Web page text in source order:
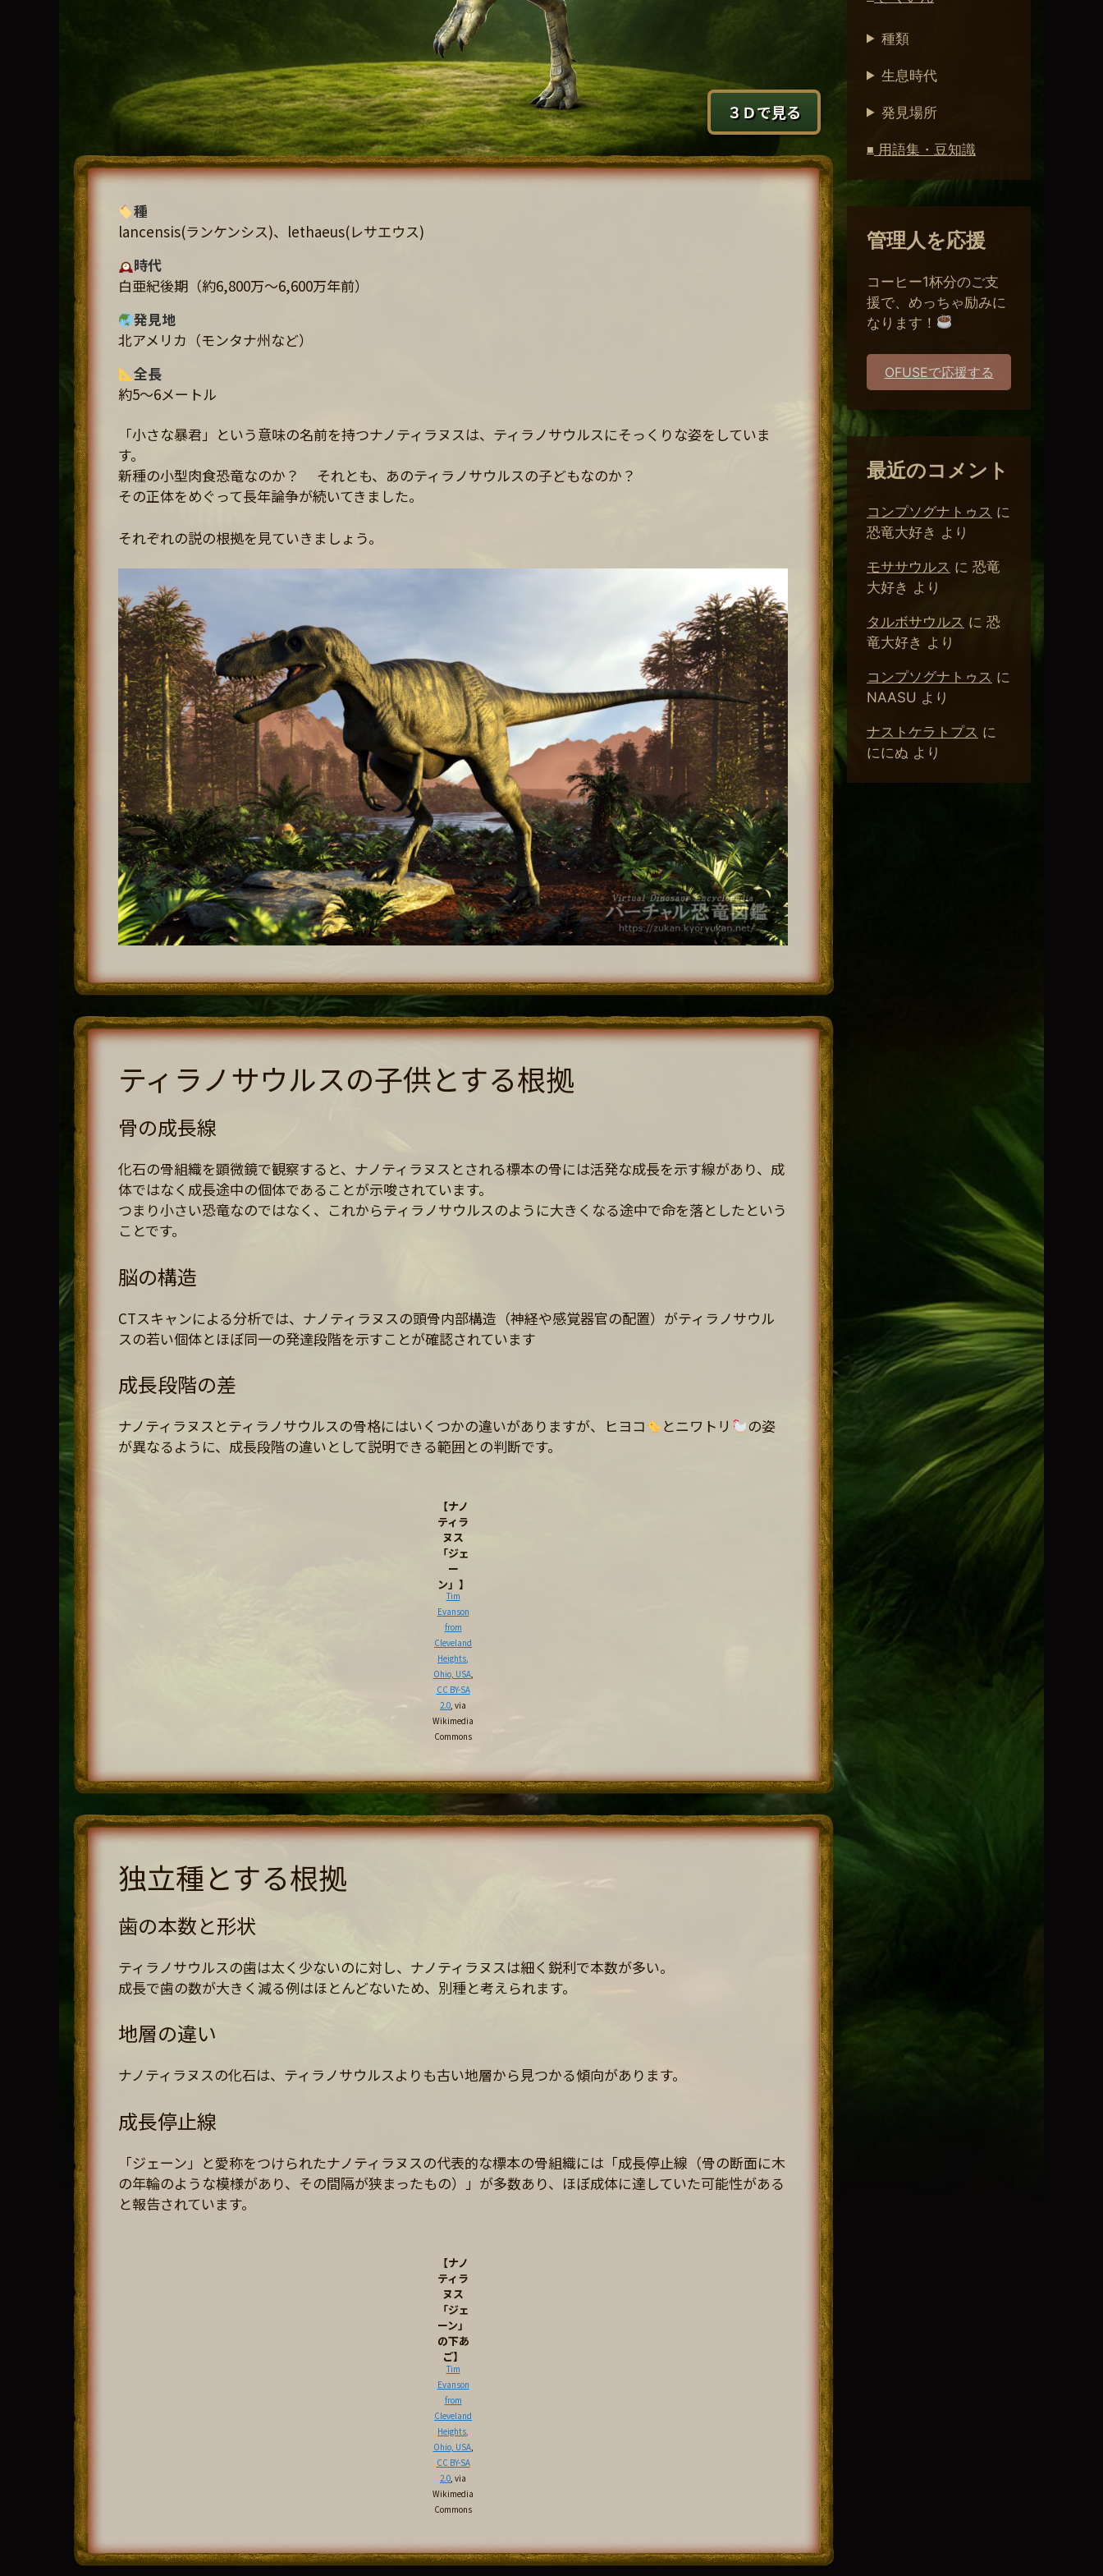
３Ｄで見る
種
lancensis(ランケンシス)、lethaeus(レサエウス)
時代
白亜紀後期（約6,800万〜6,600万年前）
発見地
北アメリカ（モンタナ州など）
全長
約5〜6メートル
「小さな暴君」という意味の名前を持つナノティラヌスは、ティラノサウルスにそっくりな姿をしていま
す。
新種の小型肉食恐竜なのか？ それとも、あのティラノサウルスの子どもなのか？
その正体をめぐって長年論争が続いてきました。
それぞれの説の根拠を見ていきましょう。
ティラノサウルスの子供とする根拠
骨の成長線
化石の骨組織を顕微鏡で観察すると、ナノティラヌスとされる標本の骨には活発な成長を示す線があり、成
体ではなく成長途中の個体であることが示唆されています。
つまり小さい恐竜なのではなく、これからティラノサウルスのように大きくなる途中で命を落としたという
ことです。
脳の構造
CTスキャンによる分析では、ナノティラヌスの頭骨内部構造（神経や感覚器官の配置）がティラノサウル
スの若い個体とほぼ同一の発達段階を示すことが確認されています
成長段階の差
ナノティラヌスとティラノサウルスの骨格にはいくつかの違いがありますが、ヒヨコ とニワトリ
の姿
が異なるように、成長段階の違いとして説明できる範囲との判断です。
【ナノ
ティラ
ヌス
「ジェ
ー
ン」】
Tim
Evanson
from
Cleveland
Heights,
Ohio, USA,
CC BY-SA
2.0, via
Wikimedia
Commons
独立種とする根拠
歯の本数と形状
ティラノサウルスの歯は太く少ないのに対し、ナノティラヌスは細く鋭利で本数が多い。
成長で歯の数が大きく減る例はほとんどないため、別種と考えられます。
地層の違い
ナノティラヌスの化石は、ティラノサウルスよりも古い地層から見つかる傾向があります。
成長停止線
「ジェーン」と愛称をつけられたナノティラヌスの代表的な標本の骨組織には「成長停止線（骨の断面に木
の年輪のような模様があり、その間隔が狭まったもの）」が多数あり、ほぼ成体に達していた可能性がある
と報告されています。
【ナノ
ティラ
ヌス
「ジェ
ーン」
の下あ
ご】
Tim
Evanson
from
Cleveland
Heights,
Ohio, USA,
CC BY-SA
2.0 , via
Wikimedia
Commons
種類
生息時代
発見場所
■ 用語集・豆知識
管理人を応援
コーヒー1杯分のご支
援で、めっちゃ励みに
なります！
OFUSEで応援する
最近のコメント
コンプソグナトゥス に
恐竜大好き より
モササウルス に 恐竜
大好き より
タルボサウルス に 恐
竜大好き より
コンプソグナトゥス に
NAASU より
ナストケラトプス に
ににぬ より